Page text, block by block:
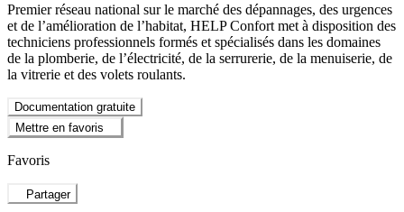
Premier réseau national sur le marché des dépannages, des urgences
et de l’amélioration de l’habitat, HELP Confort met à disposition des
techniciens professionnels formés et spécialisés dans les domaines
de la plomberie, de l’électricité, de la serrurerie, de la menuiserie, de
la vitrerie et des volets roulants.
Documentation gratuite
Mettre en favoris
Favoris
Partager